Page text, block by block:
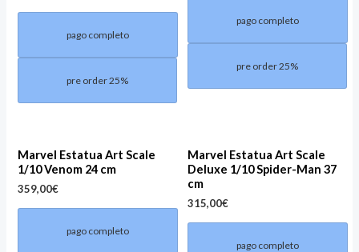
pago completo
pre order 25%
pago completo
pre order 25%
Marvel Estatua Art Scale
1/10 Venom 24 cm
359,00€
pago completo
Marvel Estatua Art Scale
Deluxe 1/10 Spider-Man 37
cm
315,00€
pago completo